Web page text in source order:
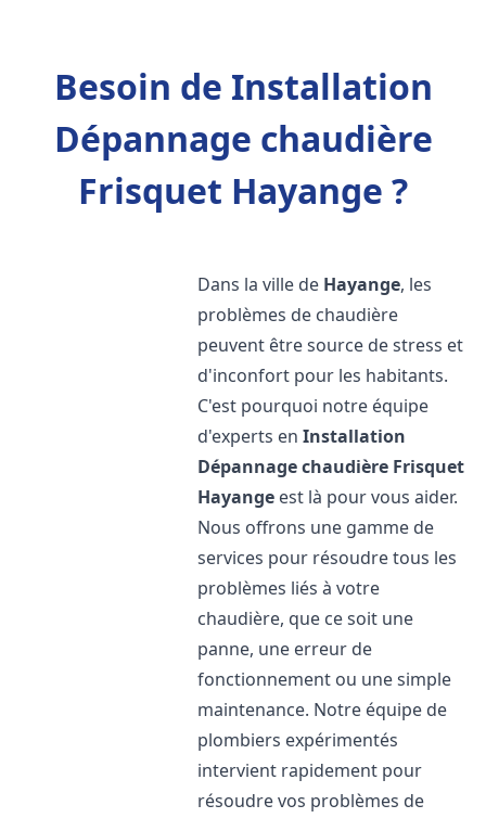
Besoin de Installation
Dépannage chaudière
Frisquet Hayange ?
Dans la ville de Hayange, les
problèmes de chaudière
peuvent être source de stress et
d'inconfort pour les habitants.
C'est pourquoi notre équipe
d'experts enInstallation
Dépannage chaudière Frisquet
Hayange est là pour vous aider.
Nous offrons une gamme de
services pour résoudre tous les
problèmes liés à votre
chaudière, que ce soit une
panne, une erreur de
fonctionnement ou une simple
maintenance. Notre équipe de
plombiers expérimentés
intervient rapidement pour
résoudre vos problèmes de